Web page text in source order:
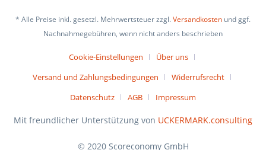
* Alle Preise inkl. gesetzl. Mehrwertsteuer zzgl.Versandkosten und ggf.
Nachnahmegebühren, wenn nicht anders beschrieben
Cookie-Einstellungen
Über uns
Versand und Zahlungsbedingungen
Widerrufsrecht
Datenschutz
AGB Impressum
Mit freundlicher Unterstützung von UCKERMARK.consulting
© 2020 Scoreconomy GmbH